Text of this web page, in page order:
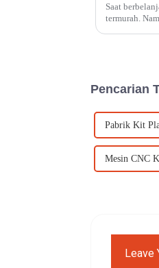
Saat
termurah.
Pencarian
Pabrik Kit
Mesin CNC
Leave